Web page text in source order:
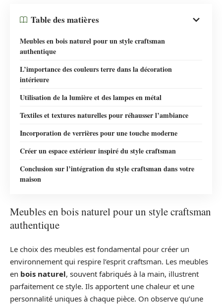
Table des matières
Meubles en bois naturel pour un style craftsman
authentique
L’importance des couleurs terre dans la décoration
intérieure
Utilisation de la lumière et des lampes en métal
Textiles et textures naturelles pour réhausser l’ambiance
Incorporation de verrières pour une touche moderne
Créer un espace extérieur inspiré du style craftsman
Conclusion sur l’intégration du style craftsman dans votre
maison
Meubles en bois naturel pour un style craftsman
authentique
Le choix des meubles est fondamental pour créer un
environnement qui respire l’esprit craftsman. Les meubles
en bois naturel, souvent fabriqués à la main, illustrent
parfaitement ce style. Ils apportent une chaleur et une
personnalité uniques à chaque pièce. On observe qu’une